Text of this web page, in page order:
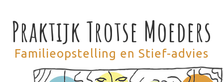
Praktijk Trotse Moeders
Familieopstelling en Stief-advies